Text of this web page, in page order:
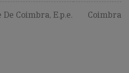
Coimbra, E.p.e. Coimbra